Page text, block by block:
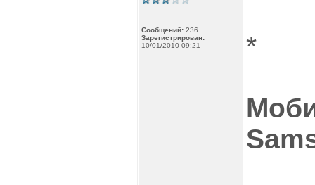
Сообщений: 236
Зарегистрирован:
10/01/2010 09:21
*